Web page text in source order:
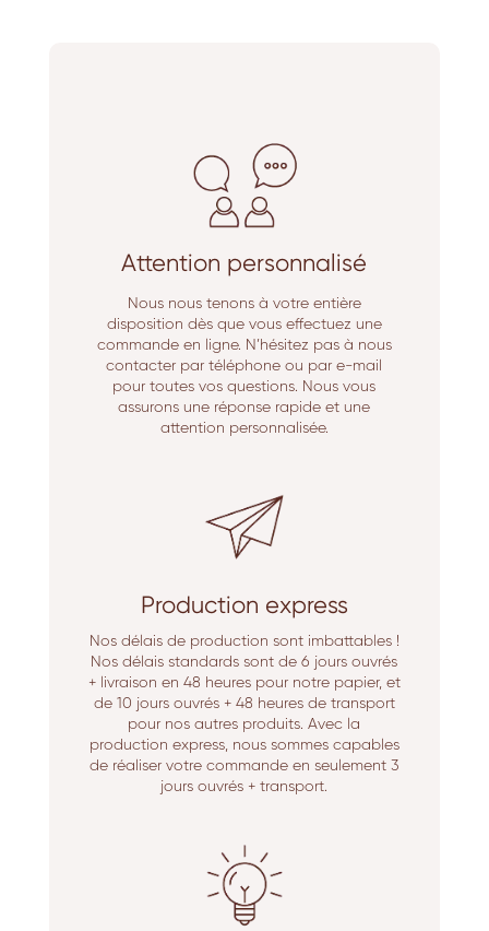
Attention personnalisé
Nous nous tenons à votre entière
disposition dès que vous effectuez une
commande en ligne. N’hésitez pas à nous
contacter par téléphone ou par e-mail
pour toutes vos questions. Nous vous
assurons une réponse rapide et une
attention personnalisée.
Production express
Nos délais de production sont imbattables !
Nos délais standards sont de 6 jours ouvrés
+ livraison en 48 heures pour notre papier, et
de 10 jours ouvrés + 48 heures de transport
pour nos autres produits. Avec la
production express, nous sommes capables
de réaliser votre commande en seulement 3
jours ouvrés + transport.